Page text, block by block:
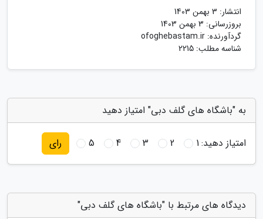
انتشار: 3 بهمن 1403
بروزرسانی: 3 بهمن 1403
گردآورنده: ofoghebastam.ir
شناسه مطلب: 2215
به "باشگاه های گلف دبی" امتیاز دهید
امتیاز دهید:1
2
3
4
5 رای
دیدگاه های مرتبط با "باشگاه های گلف دبی"